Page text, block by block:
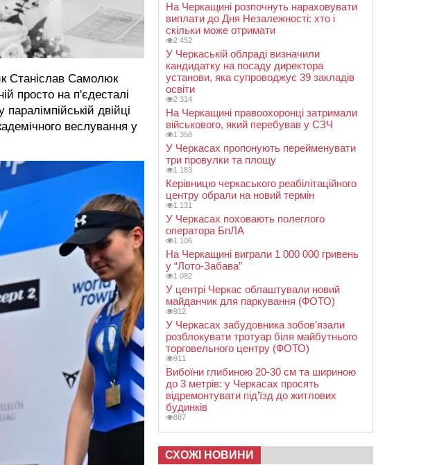
Станіслав Самолюк
просто на п'єдесталі
двійці
веслування у
На Черкащині розпочнуть нараховувати
виплати до Дня Незалежності: хто і
скільки може отримати
2 452
У Черкаській облраді визначили
кандидатку на посаду директора
установи, яка супроводжує 39 закладів
освіти
2 314
На Черкащині правоохоронці затримали
військового, який перебував у СЗЧ
1 358
У Черкасах пропонують перейменувати
три провулки та площу
1 183
Керівницю черкаського реабілітаційного
центру обрали на новий термін
1 131
У Черкасах поховають полеглого
оператора БпЛА
1 106
На Черкащині виграли 1 000 000 гривень
у “Лото-Забава”
1 082
У центрі Черкас облаштували новий
майданчик для паркування (ФОТО)
912
У Черкасах забудовника зобов’язали
розблокувати тротуар біля майбутнього
торговельного центру (ФОТО)
911
Вибоїни глибиною 20-30 см та шириною
до 3 метрів: у Черкасах просять
відремонтувати під’їзд до житлових
будинків
887
СХОЖІ НОВИНИ